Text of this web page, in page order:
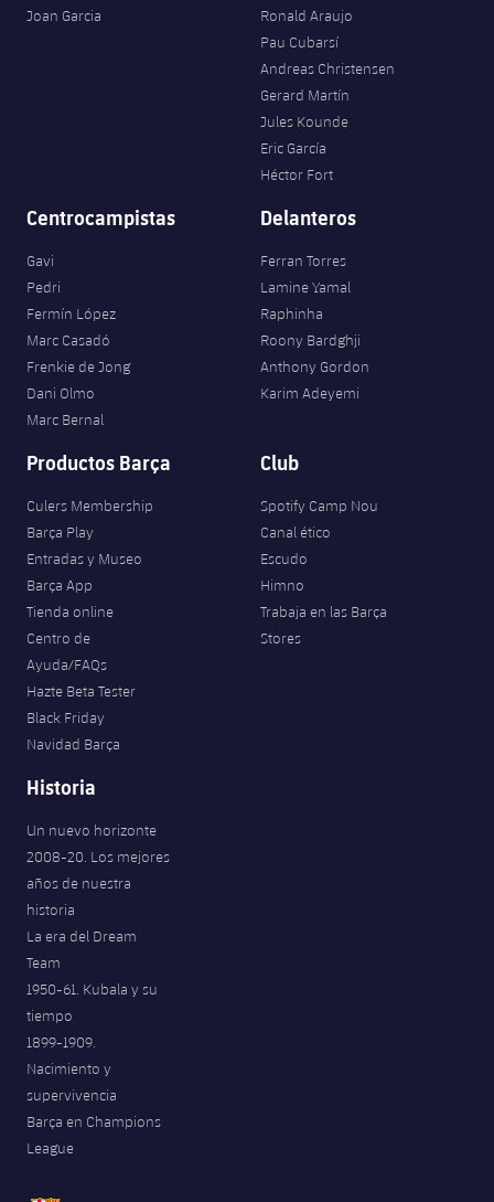
Joan Garcia
Ronald Araujo
Pau Cubarsí
Andreas Christensen
Gerard Martín
Jules Kounde
Eric García
Héctor Fort
Centrocampistas
Gavi
Pedri
Fermín López
Marc Casadó
Frenkie de Jong
Dani Olmo
Marc Bernal
Delanteros
Ferran Torres
Lamine Yamal
Raphinha
Roony Bardghji
Anthony Gordon
Karim Adeyemi
Productos Barça
Culers Membership
Barça Play
Entradas y Museo
Barça App
Tienda online
Centro de
Ayuda/FAQs
Hazte Beta Tester
Black Friday
Navidad Barça
Club
Spotify Camp Nou
Canal ético
Escudo
Himno
Trabaja en las Barça
Stores
Historia
Un nuevo horizonte
2008-20. Los mejores
años de nuestra
historia
La era del Dream
Team
1950-61. Kubala y su
tiempo
1899-1909.
Nacimiento y
supervivencia
Barça en Champions
League